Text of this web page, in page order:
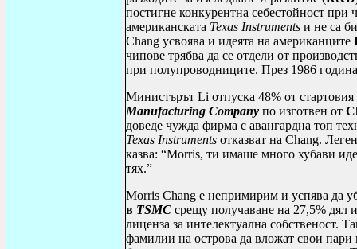
постигне конкурентна себестойност при
американската Texas Instruments и не са
Chang усвоява и идеята на американците
чипове трябва да се отдели от
при полупроводниците. През 1986
Министърът Li отпуска 48% от
Manufacturing Company по изготвен от
доведе чужда фирма с авангардна топ
Texas Instruments отказват на Chang.
казва: “Morris, ти имаше много хубави
тях.”
Morris Chang е непримирим и успява да
в TSMC срещу получаване на 27,5% дял
лиценза за интелектуална собственост.
фамилии на острова да вложат свои пари